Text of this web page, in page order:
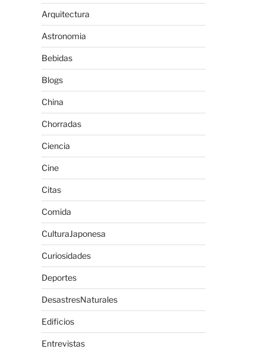
Arquitectura
Astronomia
Bebidas
Blogs
China
Chorradas
Ciencia
Cine
Citas
Comida
CulturaJaponesa
Curiosidades
Deportes
DesastresNaturales
Edificios
Entrevistas